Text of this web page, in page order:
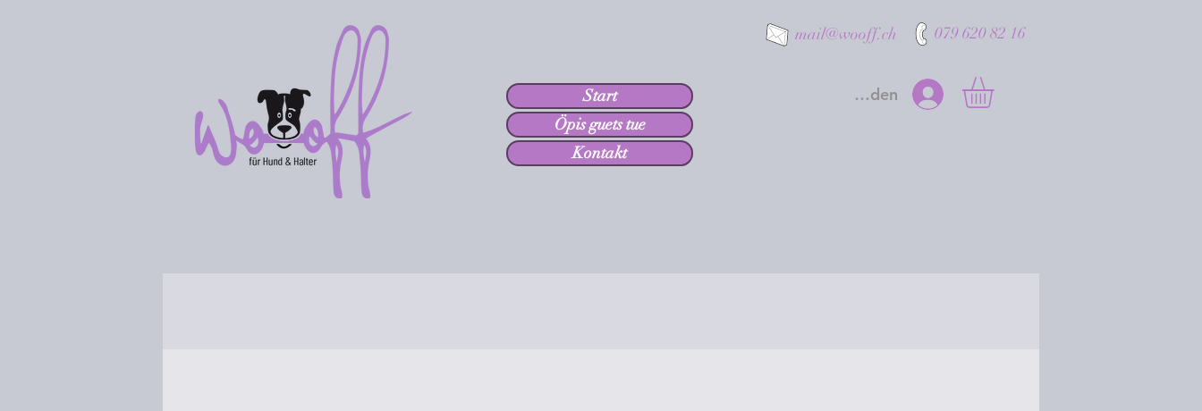
Start
Öpis guets tue
Kontakt
mail@wooff.ch 079 620 82 16
Anmelden